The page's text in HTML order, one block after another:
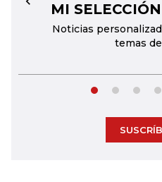
MI
Noticias
temas
←